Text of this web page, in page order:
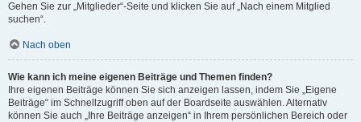
Gehen Sie zur „Mitglieder“-Seite und klicken Sie auf „Nach einem Mitglied
suchen“.
Nach oben
Wie kann ich meine eigenen Beiträge und Themen finden?
Ihre eigenen Beiträge können Sie sich anzeigen lassen, indem Sie „Eigene
Beiträge“ im Schnellzugriff oben auf der Boardseite auswählen. Alternativ
können Sie auch „Ihre Beiträge anzeigen“ in Ihrem persönlichen Bereich oder